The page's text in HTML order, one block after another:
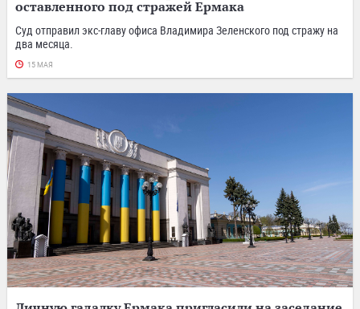
оставленного под стражей Ермака
Суд отправил экс-главу офиса Владимира Зеленского под стражу на
два месяца.
15 МАЯ